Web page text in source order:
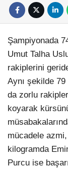
Şampiyonada
Umut Talha
rakiplerini
Aynı şekilde
da zorlu
koyarak
mücadele
kilogramda
Purcu ise